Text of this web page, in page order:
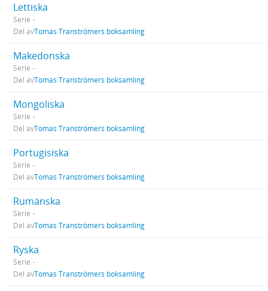
Lettiska
Serie
Del avTomas Tranströmers boksamling
Makedonska
Serie
Del avTomas Tranströmers boksamling
Mongoliska
Serie
Del avTomas Tranströmers boksamling
Portugisiska
Serie
Del avTomas Tranströmers boksamling
Rumänska
Serie
Del avTomas Tranströmers boksamling
Ryska
Serie
Del avTomas Tranströmers boksamling